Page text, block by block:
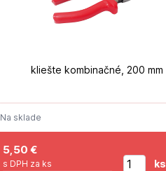
kliešte kombinačné, 200 mm
Na sklade
5,50 €
s DPH za ks ks